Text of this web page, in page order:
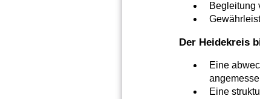
Begleitung
Der Heidekreis
Eine
Eine